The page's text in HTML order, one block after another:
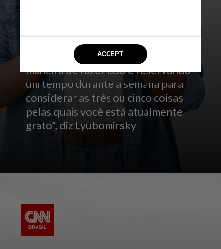
maneira de fazer um balanço das
coisas positivas em sua vida. “Uma
maneira de fazer isso é reservando
um tempo durante a semana para
considerar as três ou cinco coisas
pelas quais você está atualmente
grato”, diz Lyubomirsky